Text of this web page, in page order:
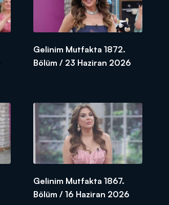
Gelinim Mutfakta 1872.
Bölüm / 23 Haziran 2026
Gelinim Mutfakta 1867.
Bölüm / 16 Haziran 2026